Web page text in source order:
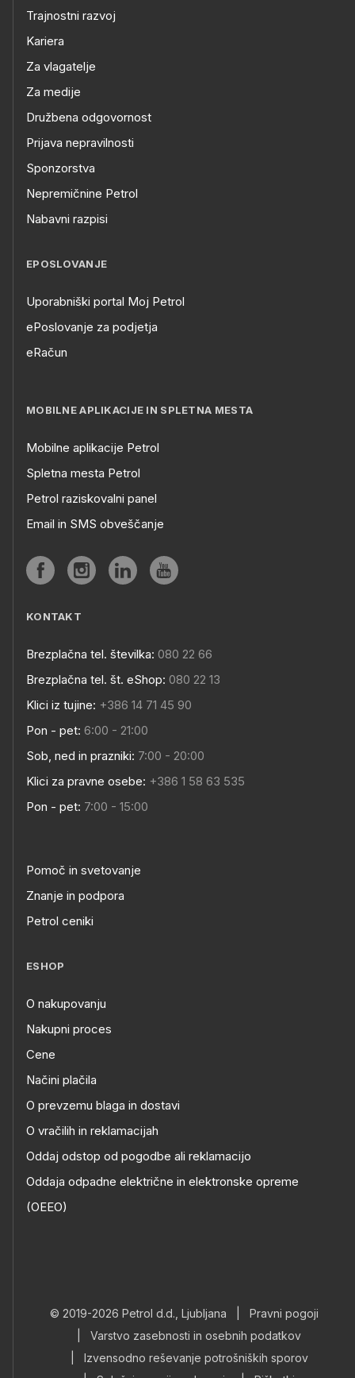
Trajnostni razvoj
Kariera
Za vlagatelje
Za medije
Družbena odgovornost
Prijava nepravilnosti
Sponzorstva
Nepremičnine Petrol
Nabavni razpisi
EPOSLOVANJE
Uporabniški portal Moj Petrol
ePoslovanje za podjetja
eRačun
MOBILNE APLIKACIJE IN SPLETNA MESTA
Mobilne aplikacije Petrol
Spletna mesta Petrol
Petrol raziskovalni panel
Email in SMS obveščanje
KONTAKT
Brezplačna tel. številka: 080 22 66
Brezplačna tel. št. eShop: 080 22 13
Klici iz tujine: +386 14 71 45 90
Pon - pet: 6:00 - 21:00
Sob, ned in prazniki: 7:00 - 20:00
Klici za pravne osebe: +386 1 58 63 535
Pon - pet: 7:00 - 15:00
Pomoč in svetovanje
Znanje in podpora
Petrol ceniki
ESHOP
O nakupovanju
Nakupni proces
Cene
Načini plačila
O prevzemu blaga in dostavi
O vračilih in reklamacijah
Oddaj odstop od pogodbe ali reklamacijo
Oddaja odpadne električne in elektronske opreme
(OEEO)
© 2019-2026 Petrol d.d., Ljubljana
Pravni pogoji
Varstvo zasebnosti in osebnih podatkov
Izvensodno reševanje potrošniških sporov